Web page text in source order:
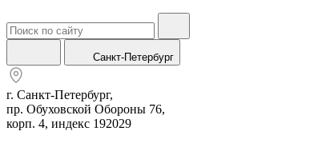
Санкт-Петербург
г. Санкт-Петербург,
пр. Обуховской Обороны 76,
корп. 4, индекс 192029